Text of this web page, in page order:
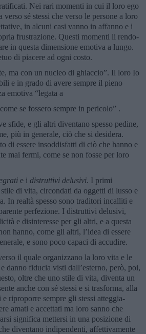
Nei rari momenti in cui il loro ego
sé stessi che verso le persone a loro
in alcuni casi vanno in affanno e i
frustrazione. Questi momenti li rendo-
in questa dimensione emotiva a lungo.
di piacere ad ogni costo.
ma con un nucleo di ghiaccio”. Il loro Io
e in grado di avere sempre il pieno
emotiva “legata a
se fossero sempre in pericolo” .
sfide, e gli altri diventano spesso pedine,
più in generale, ciò che si desidera.
di essere insoddisfatti di ciò che hanno e
mai fermi, come se non fosse per loro
e i distruttivi delusivi. I primi
di vita, circondati da oggetti di lusso e
In realtà spesso sono traditori incalliti e
perfezione. I distruttivi delusivi,
e disinteresse per gli altri, e a questa
hanno, come gli altri, l’idea di essere
e sono poco capaci di accudire.
il quale organizzano la loro vita e le
danno fiducia visti dall’esterno, però, poi,
oltre che uno stile di vita, diventa un
anche con sé stessi e si trasforma, alla
riproporre sempre gli stessi atteggia-
amati e accettati ma loro sanno che
significa mettersi in una posizione di
diventano indipendenti, affettivamente